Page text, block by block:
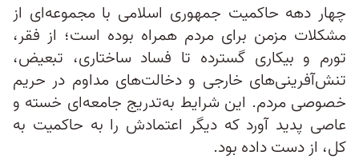
چهار دهه حاکمیت جمهوری اسلامی با مجموعه‌ای از
مشکلات مزمن برای مردم همراه بوده است؛ از فقر،
تورم و بیکاری گسترده تا فساد ساختاری، تبعیض،
تنش‌آفرینی‌های خارجی و دخالت‌های مداوم در حریم
خصوصی مردم. این شرایط به‌تدریج جامعه‌ای خسته و
عاصی پدید آورد که دیگر اعتمادش را به حاکمیت به‌
کل، از دست داده بود.